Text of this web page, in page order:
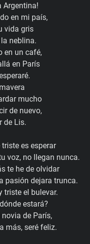
Argentina!
en mi país,
vida gris
neblina.
en un café,
en París
mucho
de nuevo,
de Lis.
es esperar
voz, no llegan nunca.
te he de olvidar
pasión dejara trunca.
triste el bulevar.
estará?
de París,
más, seré feliz.